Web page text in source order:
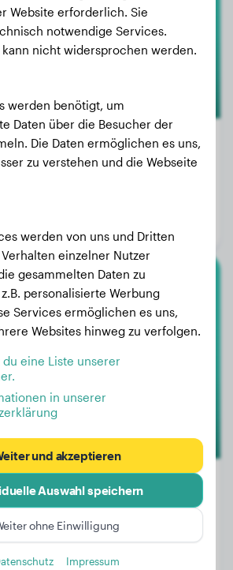
Cocker Spaniel
Luna
1 Jahr, 10 Monate
Website erforderlich. Sie
notwendige Services.
kann nicht widersprochen werden.
werden benötigt, um
Daten über die Besucher der
Die Daten ermöglichen es uns,
zu verstehen und die Webseite
werden von uns und Dritten
einzelner Nutzer
gesammelten Daten zu
personalisierte Werbung
Services ermöglichen es uns,
Websites hinweg zu verfolgen.
eine Liste unserer
in unserer
und akzeptieren
Auswahl speichern
ohne Einwilligung
Impressum